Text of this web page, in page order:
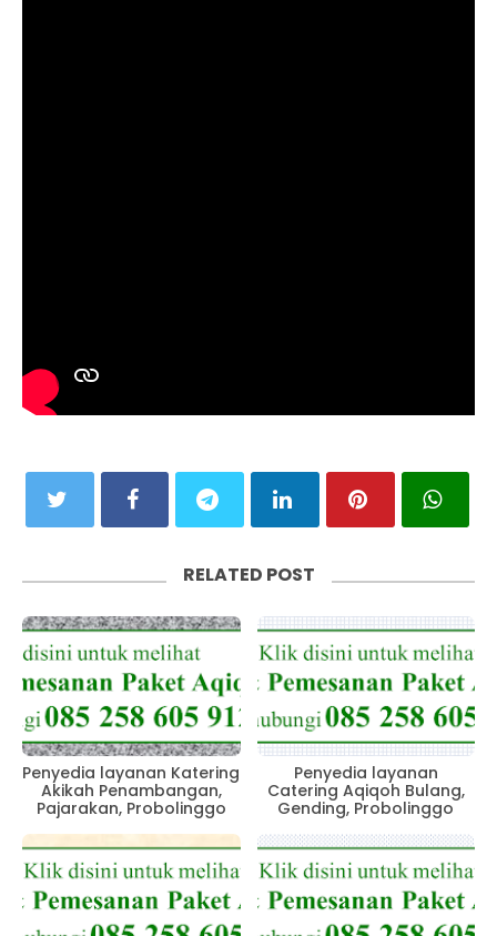
RELATED POST
Penyedia layanan Katering
Akikah Penambangan,
Pajarakan, Probolinggo
Penyedia layanan
Catering Aqiqoh Bulang,
Gending, Probolinggo